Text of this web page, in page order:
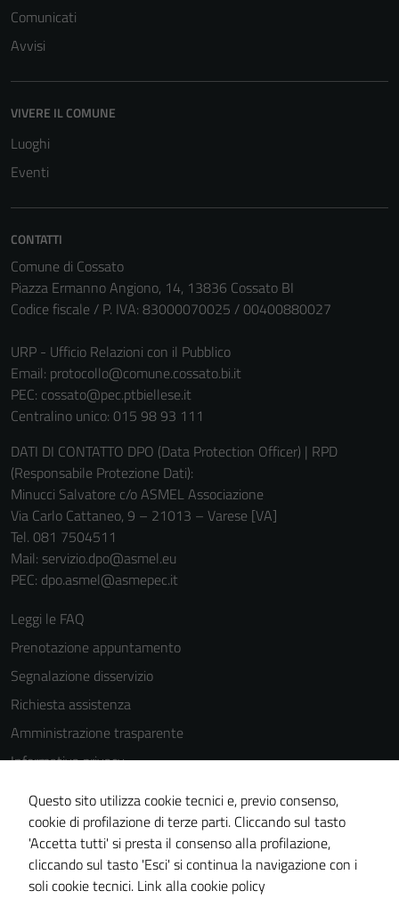
Comunicati
Avvisi
VIVERE IL COMUNE
Luoghi
Eventi
CONTATTI
Comune di Cossato
Piazza Ermanno Angiono, 14, 13836 Cossato BI
Codice fiscale / P. IVA: 83000070025 / 00400880027
URP - Ufficio Relazioni con il Pubblico
Email: protocollo@comune.cossato.bi.it
PEC: cossato@pec.ptbiellese.it
Centralino unico: 015 98 93 111
DATI DI CONTATTO DPO (Data Protection Officer) | RPD
(Responsabile Protezione Dati):
Minucci Salvatore c/o ASMEL Associazione
Via Carlo Cattaneo, 9 – 21013 – Varese [VA]
Tel. 081 7504511
Mail: servizio.dpo@asmel.eu
PEC: dpo.asmel@asmepec.it
Leggi le FAQ
Prenotazione appuntamento
Segnalazione disservizio
Richiesta assistenza
Amministrazione trasparente
Informativa privacy
Cookie Policy
Note legali
Dichiarazione di accessibilità
Piano di miglioramento del sito
Questo sito utilizza cookie tecnici e, previo consenso,
cookie di profilazione di terze parti. Cliccando sul tasto
'Accetta tutti' si presta il consenso alla profilazione,
cliccando sul tasto 'Esci' si continua la navigazione con i
soli cookie tecnici. Link alla cookie policy
per il
Questi cookie